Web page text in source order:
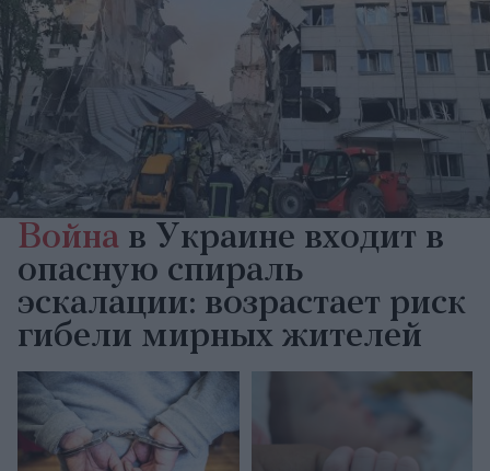
Война в Украине входит в
опасную спираль
эскалации: возрастает риск
гибели мирных жителей